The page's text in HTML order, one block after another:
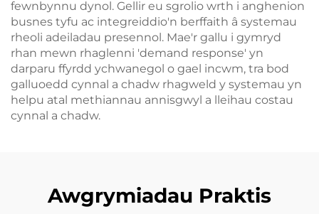
fewnbynnu dynol. Gellir eu sgrolio wrth i anghenion
busnes tyfu ac integreiddio'n berffaith â systemau
rheoli adeiladau presennol. Mae'r gallu i gymryd
rhan mewn rhaglenni 'demand response' yn
darparu ffyrdd ychwanegol o gael incwm, tra bod
galluoedd cynnal a chadw rhagweld y systemau yn
helpu atal methiannau annisgwyl a lleihau costau
cynnal a chadw.
Awgrymiadau Praktis